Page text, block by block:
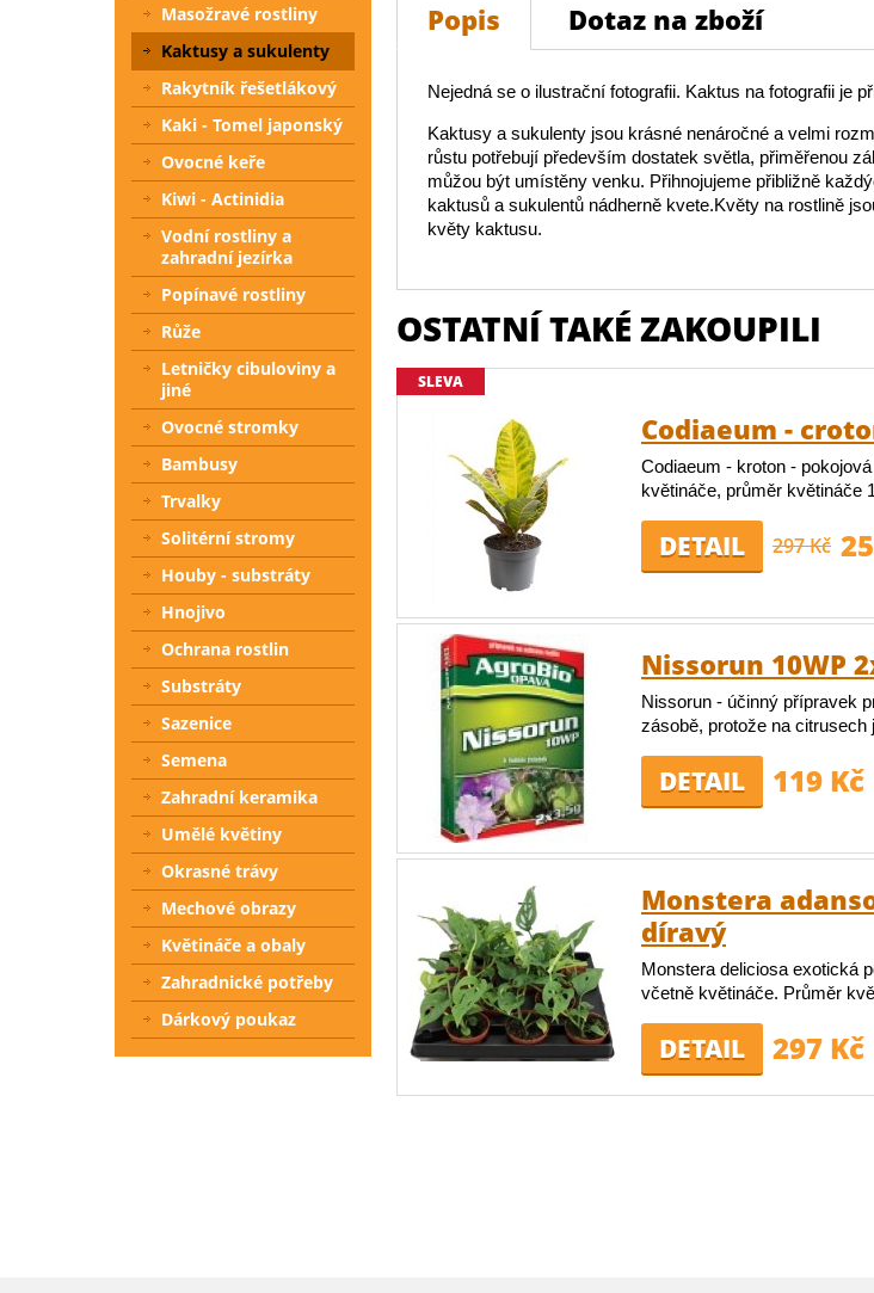
Popis Dotaz na zboží
Nejedná se o ilustrační fotografii. Kaktus na fotografii je
Kaktusy a sukulenty jsou krásné nenáročné a velmi
růstu potřebují především dostatek světla, přiměřenou
můžou být umístěny venku. Přihnojujeme přibližně
kaktusů a sukulentů nádherně kvete.Květy na rostlině
květy kaktusu.
OSTATNÍ TAKÉ ZAKOUPILI
SLEVA
Codiaeum -
Codiaeum - kroton -
květináče, průměr květináče
DETAIL 297 Kč
Nissorun 10WP
Nissorun - účinný přípravek
zásobě, protože na
DETAIL 119 Kč
Monstera
díravý
Monstera deliciosa exotická
včetně květináče. Průměr
DETAIL 297 Kč
Masožravé rostliny
Kaktusy a sukulenty
Rakytník řešetlákový
Kaki - Tomel japonský
Ovocné keře
Kiwi - Actinidia
Vodní rostliny a
zahradní jezírka
Popínavé rostliny
Růže
Letničky cibuloviny a
jiné
Ovocné stromky
Bambusy
Trvalky
Solitérní stromy
Houby - substráty
Hnojivo
Ochrana rostlin
Substráty
Sazenice
Semena
Zahradní keramika
Umělé květiny
Okrasné trávy
Mechové obrazy
Květináče a obaly
Zahradnické potřeby
Dárkový poukaz